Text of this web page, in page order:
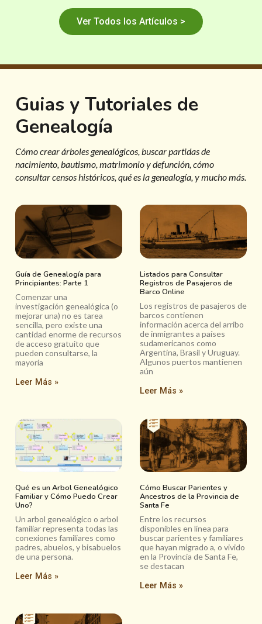
Ver Todos los Artículos >
Guias y Tutoriales de
Genealogía
Cómo crear árboles genealógicos, buscar partidas de
nacimiento, bautismo, matrimonio y defunción, cómo
consultar censos históricos, qué es la genealogía, y mucho más.
Guía de Genealogía para
Principiantes: Parte 1
Comenzar una
investigación genealógica (o
mejorar una) no es tarea
sencilla, pero existe una
cantidad enorme de recursos
de acceso gratuito que
pueden consultarse, la
mayoría
Leer Más »
Listados para Consultar
Registros de Pasajeros de
Barco Online
Los registros de pasajeros de
barcos contienen
información acerca del arribo
de inmigrantes a países
sudamericanos como
Argentina, Brasil y Uruguay.
Algunos puertos mantienen
aún
Leer Más »
Qué es un Arbol Genealógico
Familiar y Cómo Puedo Crear
Uno?
Un arbol genealógico o arbol
familiar representa todas las
conexiones familiares como
padres, abuelos, y bisabuelos
de una persona.
Leer Más »
Cómo Buscar Parientes y
Ancestros de la Provincia de
Santa Fe
Entre los recursos
disponibles en línea para
buscar parientes y familiares
que hayan migrado a, o vivido
en la Provincia de Santa Fe,
se destacan
Leer Más »